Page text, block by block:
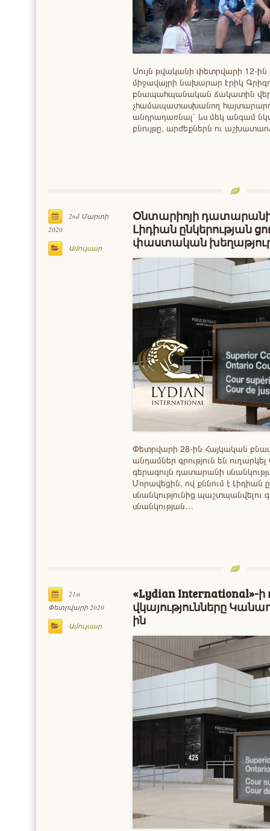
Սույն թվականի փետրվարի 12-ին
միջավայրի նախարար Էրիկ
բնապահպանական ճակատին
չհամապատասխանող
անդրադառնալ՝ ևս մեկ անգամ
բնույթը, արժեքներն ու
2nd Մարտի
2020
Ամուլսար
Օնտարիոյի
Լիդիան ընկերության
փաստական
Փետրվարի 28-ին Հայկական
անդամներ գրություն են
գերագույն դատարանի
Մորավեցին, ով քննում է Լիդիան
սնանկությունից պաշտպանվելու
սնանկության…
21st
Փետրվարի 2020
Ամուլսար
«Lydian International»-
վկայությունները
ին